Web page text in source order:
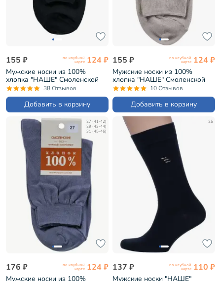
155 ₽ по клубной
карте 124 ₽
Мужские носки из 100%
хлопка "НАШЕ" Смоленской
чулочной фабрики Черный
(5С40)
38 Отзывов
Добавить в корзину
155 ₽ по клубной
карте 124 ₽
Мужские носки из 100%
хлопка "НАШЕ" Смоленской
чулочной фабрики Бежевый
(5С40)
10 Отзывов
Добавить в корзину
27 (41-42)
29 (43-44)
31 (45-46)
176 ₽ по клубной
карте 124 ₽
Мужские носки из 100%
25
137 ₽ по клубной
карте 110 ₽
Мужские носки "НАШЕ"